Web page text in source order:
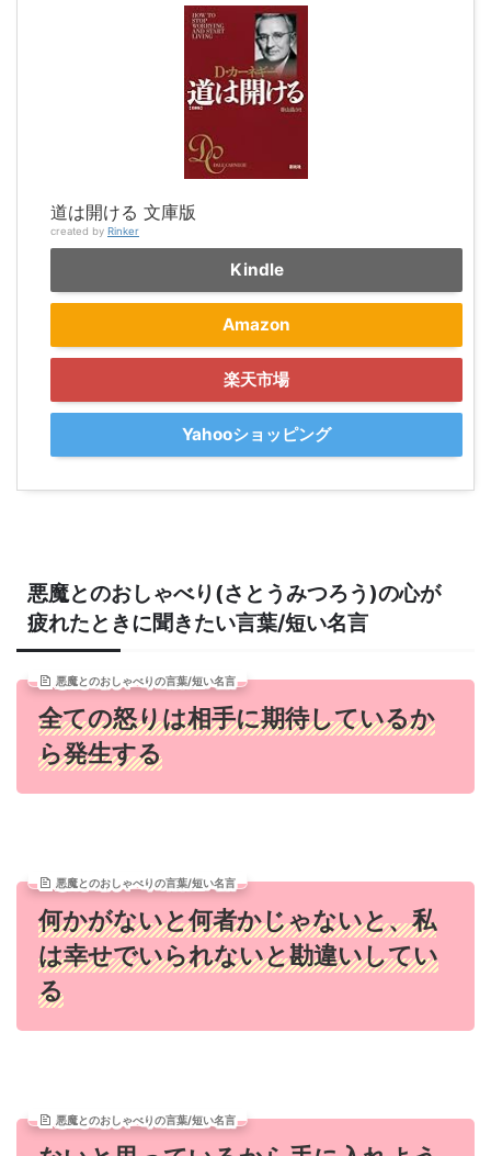
道は開ける 文庫版
created by Rinker
Kindle
Amazon
楽天市場
Yahooショッピング
悪魔とのおしゃべり(さとうみつろう)の心が
疲れたときに聞きたい言葉/短い名言
悪魔とのおしゃべりの言葉/短い名言
全ての怒りは相手に期待しているか
ら発生する
悪魔とのおしゃべりの言葉/短い名言
何かがないと何者かじゃないと、私
は幸せでいられないと勘違いしてい
る
悪魔とのおしゃべりの言葉/短い名言